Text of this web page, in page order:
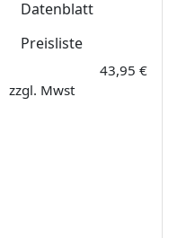
Datenblatt
Preisliste
43,95 €
zzgl. Mwst